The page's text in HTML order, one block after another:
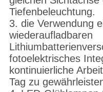
Tiefenbeleuchtung.
3. die Verwendung
wiederaufladbaren
fotoelektrisches
kontinuierliche
Tag zu